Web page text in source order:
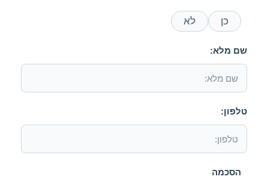
כן לא
שם מלא:
טלפון:
הסכמה